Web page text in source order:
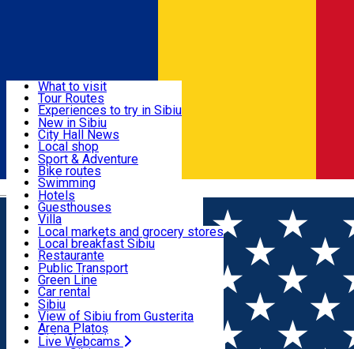
Română
Useful info
Activities & Adventure
Accommodation
Food, Drinks & Nightlife
Transport & Parking
Live Webcams
What to visit
Tour Routes
Experiences to try in Sibiu
Podcast
Culture
Museums
Churches
Parks, Zoo
County of Sibiu
New in Sibiu
City Hall News
Local shop
Sibiu artisans
Sibiul Verde
Public services
Education
How do I get to Sibiu
Tourist Info
Tour Guides
Guided tours
Publicații locale
Beauty salons
Sport & Adventure
Bike routes
Swimming
Riding
Indoor activities
Loc de joacă indoor
Loc de joacă outdoor
Ski
Ice skating
Yoga
Hotels
Guesthouses
Villa
Hostels
Motel
Camping
Renting rooms
Rooms for rent
Accommodation outside Sibiu
Local markets and grocery stores
Local breakfast Sibiu
Restaurante
Pizza
Fast Food
Coffee
Sweets
Pub, Bar
Night clubs
Bakeries
Public Transport
Green Line
Car rental
Rent a bike
Scooter rentals
Taxi
Ride Sharing
Sibiu
View of Sibiu from Gusterita
Arena Platoș
Live Webcams